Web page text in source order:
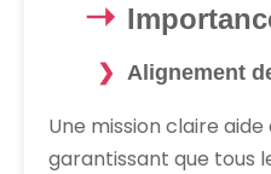
Alignement
Une mission claire
garantissant que tous